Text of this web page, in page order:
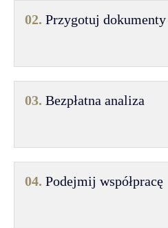
02. Przygotuj dokumenty
03. Bezpłatna analiza
04. Podejmij współpracę